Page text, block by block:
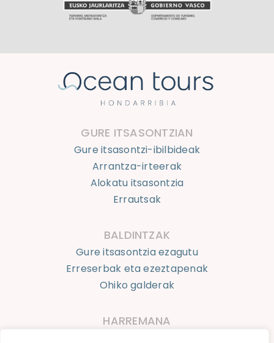
GURE ITSASONTZIAN
Gure itsasontzi-ibilbideak
Arrantza-irteerak
Alokatu itsasontzia
Errautsak
BALDINTZAK
Gure itsasontzia ezagutu
Erreserbak eta ezeztapenak
Ohiko galderak
HARREMANA